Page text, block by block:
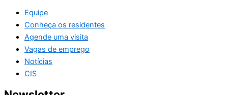
Equipe
Conheça os residentes
Agende uma visita
Vagas de emprego
Notícias
CIS